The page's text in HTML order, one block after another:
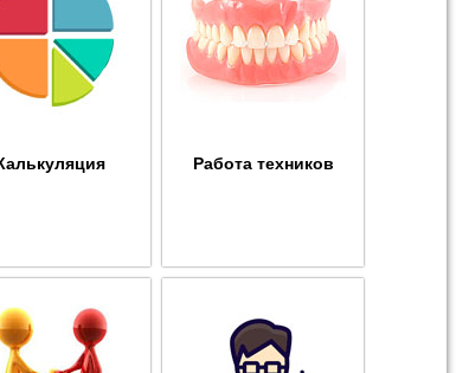
Работа техников